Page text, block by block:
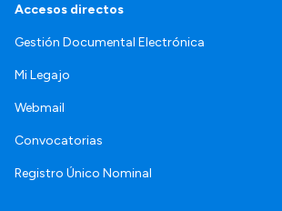
Accesos directos
Gestión Documental Electrónica
Mi Legajo
Webmail
Convocatorias
Registro Único Nominal